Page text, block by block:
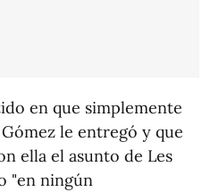
en que simplemente
le entregó y que
ella el asunto de Les
"en ningún